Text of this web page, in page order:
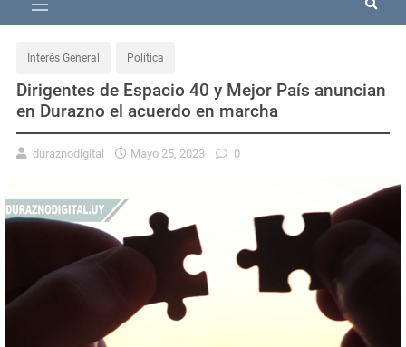
Interés General Política
Dirigentes de Espacio 40 y Mejor País anuncian
en Durazno el acuerdo en marcha
duraznodigital Mayo 25, 2023 0